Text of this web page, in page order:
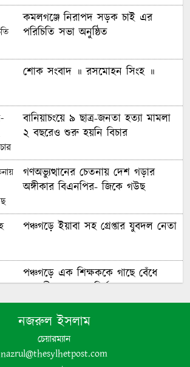
কমলগঞ্জে নিরাপদ সড়ক চাই এর
পরিচিতি সভা অনুষ্ঠিত
শোক সংবাদ ॥ রসমোহন সিংহ ॥
বানিয়াচংয়ে ৯ ছাত্র-জনতা হত্যা মামলা
২ বছরেও শুরু হয়নি বিচার
গণঅভ্যুত্থানের চেতনায় দেশ গড়ার
অঙ্গীকার বিএনপির- জিকে গউছ
পঞ্চগড়ে ইয়াবা সহ গ্রেপ্তার যুবদল নেতা
পঞ্চগড়ে এক শিক্ষককে গাছে বেঁধে
মধ্যযুগীয় কায়দায় নির্যাতন, থানায়
এজাহার দায়ের
শেখ হাসিনার দুঃসাহসিক ডিসেম্বর
নজরুল ইসলাম
চেয়ারম্যান
nazrul@thesylhetpost.com